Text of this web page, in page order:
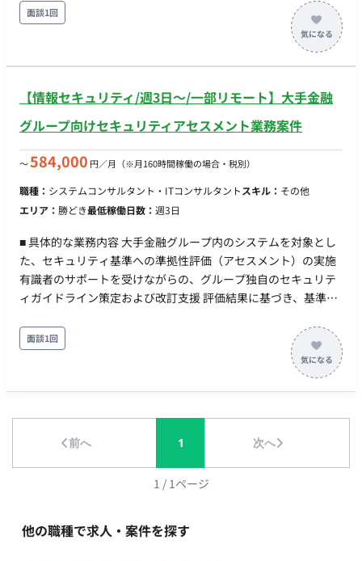
日）可能な方でお願いいたします。
面談1回
【情報セキュリティ/週3日〜/一部リモート】大手金融
グループ向けセキュリティアセスメント業務案件
〜584,000 円／月 （※月160時間稼働の場合・税別）
職種： システムコンサルタント・ITコンサルタントスキル： その他
エリア： 勝どき最低稼働日数： 週3日
■ 具体的な業務内容 大手金融グループ内のシステムを対象とし
た、セキュリティ基準への準拠性評価（アセスメント）の実施
有識者のサポートを受けながらの、グループ独自のセキュリテ
ィガイドライン策定および改訂支援 評価結果に基づき、基準を
クト内でのレビューを通じた、セキュリティ知見の蓄積と共有
■ 【期待するミッション】 まずは既存の基準に基づいた正確な
アセスメントを実施いただくことを期待します。将来的には、
有識者からのナレッジを吸収し、各システムが基準をクリアす
ト・レビュー】 経営寄りの視点でセキュリティ戦略を学びなが
ら、ガイドライン策定から実システムの評価まで幅広く担当し
ます。ベテラン層からのレビューを受けつつ、着実にスキルア
識者が若手や他メンバーにレクチャーしながら進行している、
教育体制のあるチームです。 ■ 【働き方】 稼働量：週3日〜
面談1回
前へ 1 次へ
1 / 1ページ
他の職種で求人・案件を探す